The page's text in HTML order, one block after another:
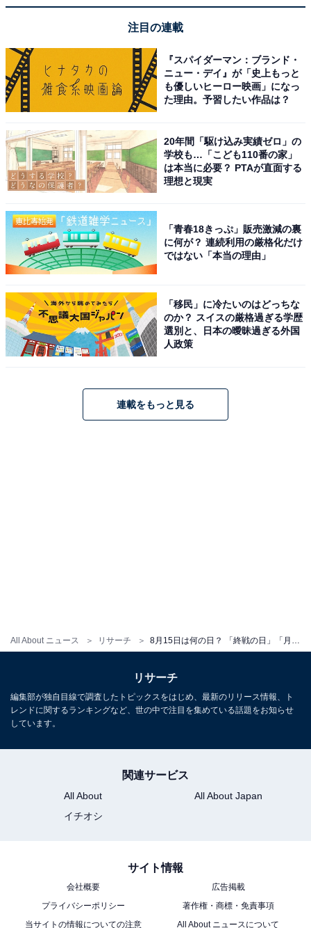
All About ニュース リサーチ
こちらもおすすめ
【2023年夏】全国花火大会人気ランキング！ 2
位は秋田県の「大曲全国花火競技大会」、1位
は？
注目の連載
『スパイダーマン：ブランド・
ニュー・デイ』が「史上もっと
も優しいヒーロー映画」になっ
た理由。予習したい作品は？
20年間「駆け込み実績ゼロ」の
学校も…「こども110番の家」
は本当に必要？ PTAが直面する
理想と現実
「青春18きっぷ」販売激減の裏
に何が？ 連続利用の厳格化だけ
ではない「本当の理由」
「移民」に冷たいのはどっちな
のか？ スイスの厳格過ぎる学歴
選別と、日本の曖昧過ぎる外国
人政策
連載をもっと見る
リサーチ
編集部が独自目線で調査したトピックスをはじめ、最新のリリース情報、ト
レンドに関するランキングなど、世の中で注目を集めている話題をお知らせ
しています。
関連サービス
All About
All About Japan
イチオシ
サイト情報
会社概要
広告掲載
プライバシーポリシー
著作権・商標・免責事項
当サイトの情報についての注意
All About ニュースについて